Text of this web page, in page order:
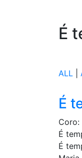
É
ALL
É
Coro:
É
É